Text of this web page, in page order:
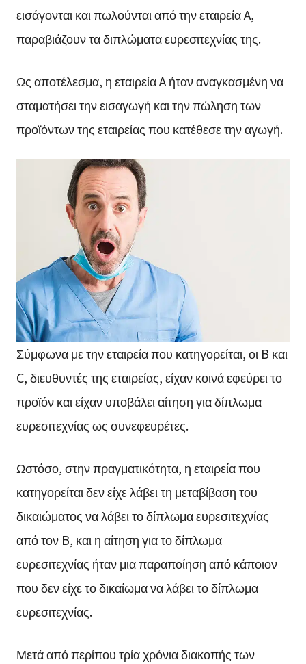
εισάγονται και πωλούνται από την εταιρεία A,
παραβιάζουν τα διπλώματα ευρεσιτεχνίας της.
Ως αποτέλεσμα, η εταιρεία A ήταν αναγκασμένη να
σταματήσει την εισαγωγή και την πώληση των
προϊόντων της εταιρείας που κατέθεσε την αγωγή.
Σύμφωνα με την εταιρεία που κατηγορείται, οι B και
C, διευθυντές της εταιρείας, είχαν κοινά εφεύρει το
προϊόν και είχαν υποβάλει αίτηση για δίπλωμα
ευρεσιτεχνίας ως συνεφευρέτες.
Ωστόσο, στην πραγματικότητα, η εταιρεία που
κατηγορείται δεν είχε λάβει τη μεταβίβαση του
δικαιώματος να λάβει το δίπλωμα ευρεσιτεχνίας
από τον B, και η αίτηση για το δίπλωμα
ευρεσιτεχνίας ήταν μια παραποίηση από κάποιον
που δεν είχε το δικαίωμα να λάβει το δίπλωμα
ευρεσιτεχνίας.
Μετά από περίπου τρία χρόνια διακοπής των